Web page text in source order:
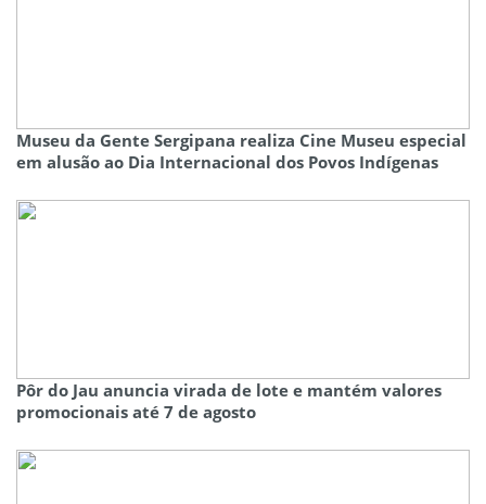
Museu da Gente Sergipana realiza Cine Museu especial
em alusão ao Dia Internacional dos Povos Indígenas
Pôr do Jau anuncia virada de lote e mantém valores
promocionais até 7 de agosto